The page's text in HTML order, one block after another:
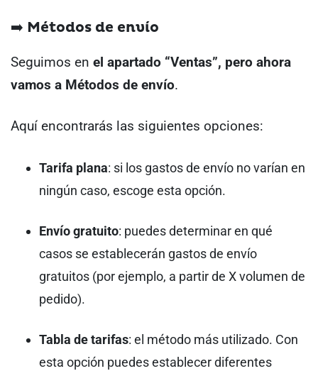
➡️ Métodos de envío
Seguimos en el apartado “Ventas”, pero ahora
vamos a Métodos de envío.
Aquí encontrarás las siguientes opciones:
Tarifa plana: si los gastos de envío no varían en
ningún caso, escoge esta opción.
Envío gratuito: puedes determinar en qué
casos se establecerán gastos de envío
gratuitos (por ejemplo, a partir de X volumen de
pedido).
Tabla de tarifas: el método más utilizado. Con
esta opción puedes establecer diferentes